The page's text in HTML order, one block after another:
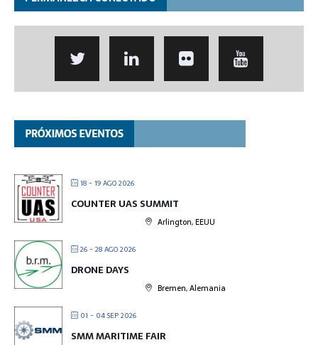
18 - 19 AGO 2026
COUNTER UAS SUMMIT
Arlington, EEUU
26 - 28 AGO 2026
DRONE DAYS
Bremen, Alemania
01 - 04 SEP 2026
SMM MARITIME FAIR